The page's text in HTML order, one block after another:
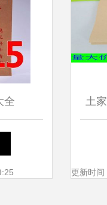
全 土
更新时